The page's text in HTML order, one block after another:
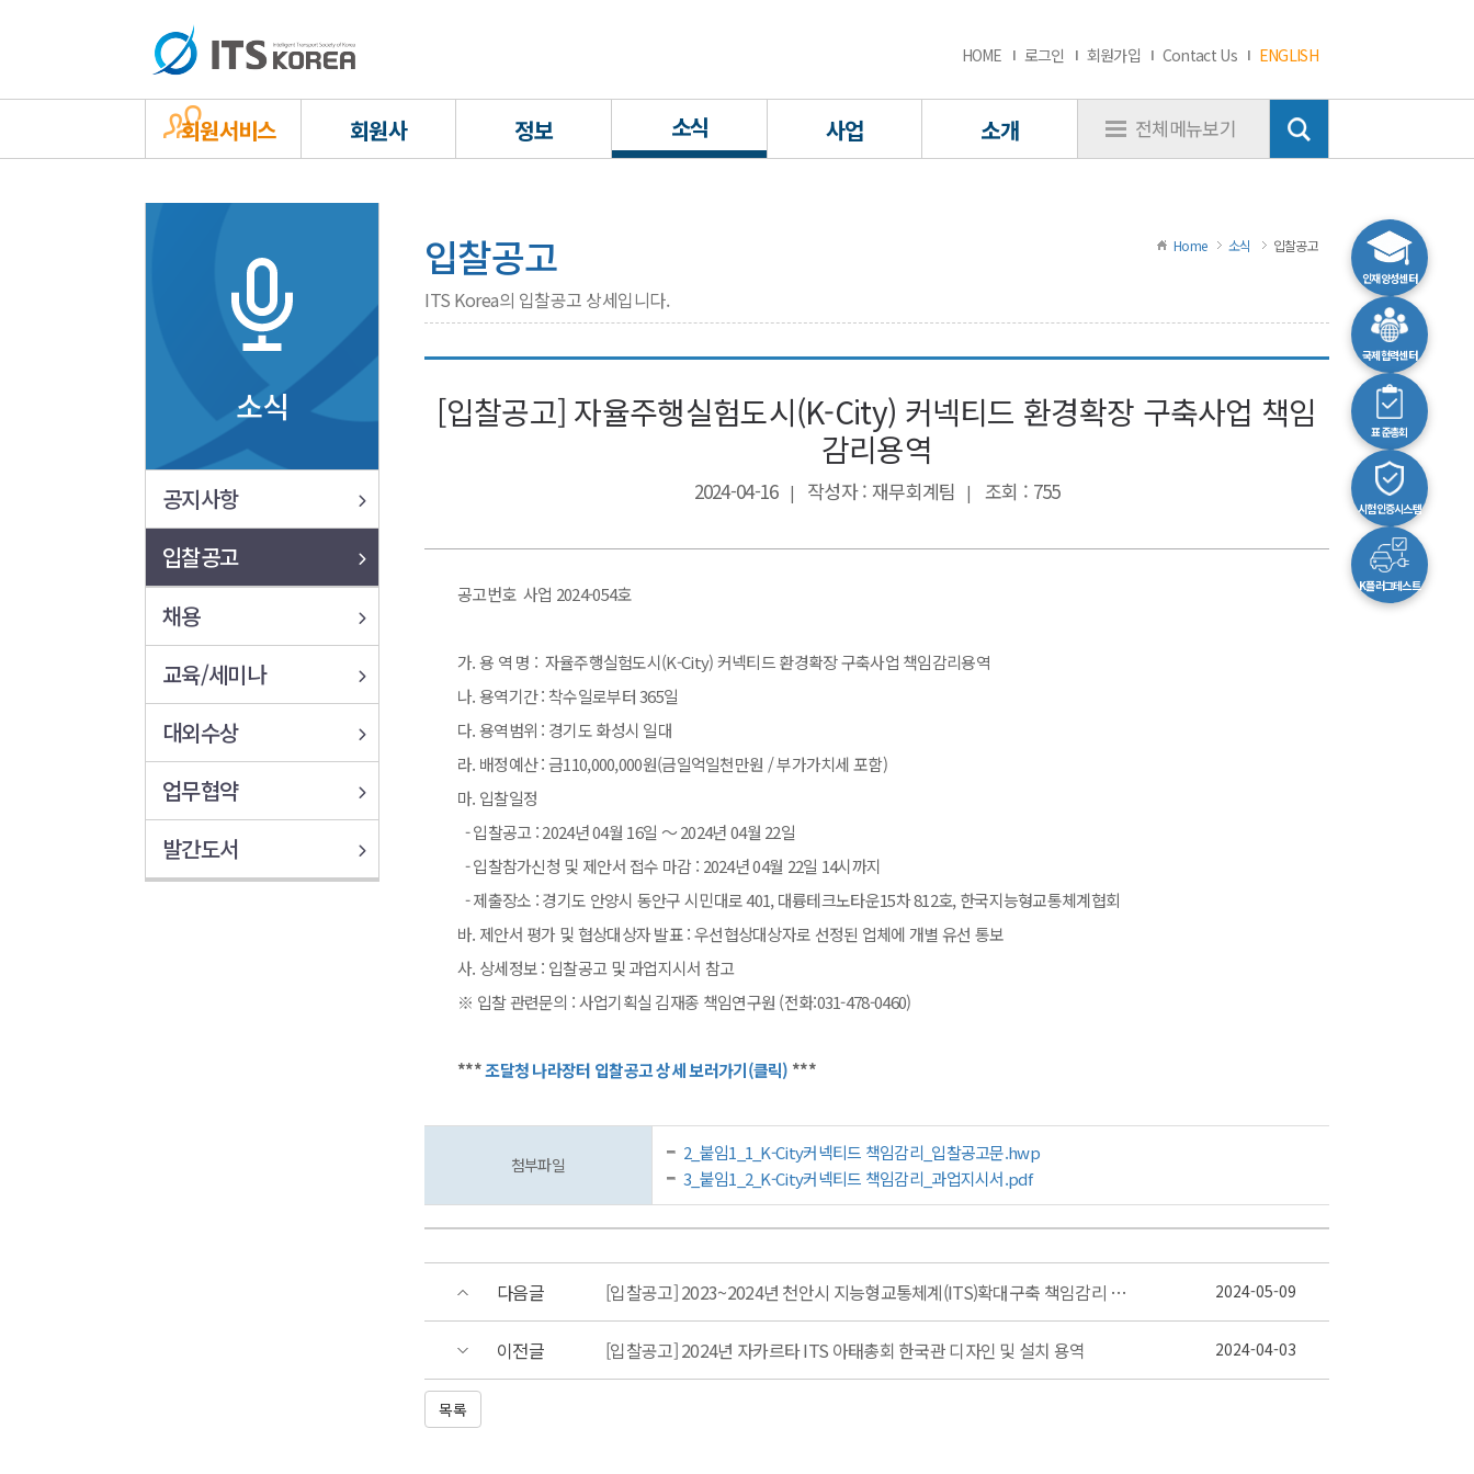
HOME 로그인 회원가입 Contact Us ENGLISH
회원서비스 회원사 정보 소식 사업 소개 전체메뉴보기
소식
공지사항
입찰공고
채용
교육/세미나
대외수상
업무협약
발간도서
Home 소식 입찰공고
입찰공고
ITS Korea의 입찰공고 상세입니다.
[입찰공고] 자율주행실험도시(K-City) 커넥티드 환경확장 구축사업 책임
감리용역
2024-04-16 | 작성자 : 재무회계팀 | 조회 : 755
공고번호 사업 2024-054호
가. 용 역 명 : 자율주행실험도시(K-City) 커넥티드 환경확장 구축사업 책임감리용역
나. 용역기간 : 착수일로부터 365일
다. 용역범위 : 경기도 화성시 일대
라. 배정예산 : 금110,000,000원(금일억일천만원 / 부가가치세 포함)
마. 입찰일정
- 입찰공고 : 2024년 04월 16일 ～ 2024년 04월 22일
- 입찰참가신청 및 제안서 접수 마감 : 2024년 04월 22일 14시까지
- 제출장소 : 경기도 안양시 동안구 시민대로 401, 대륭테크노타운15차 812호, 한국지능형교통체계협회
바. 제안서 평가 및 협상대상자 발표 : 우선협상대상자로 선정된 업체에 개별 유선 통보
사. 상세정보 : 입찰공고 및 과업지시서 참고
※ 입찰 관련문의 : 사업기획실 김재종 책임연구원 (전화:031-478-0460)
***조달청 나라장터 입찰공고 상세 보러가기(클릭) ***
첨부파일
2_붙임1_1_K-City커넥티드 책임감리_입찰공고문.hwp
3_붙임1_2_K-City커넥티드 책임감리_과업지시서.pdf
다음글 [입찰공고] 2023~2024년 천안시 지능형교통체계(ITS)확대구축 책임감리 용역 2024-05-09
이전글 [입찰공고] 2024년 자카르타 ITS 아태총회 한국관 디자인 및 설치 용역 2024-04-03
목록
인재양성센터
국제협력센터
표준총회
시험인증시스템
K플러그테스트